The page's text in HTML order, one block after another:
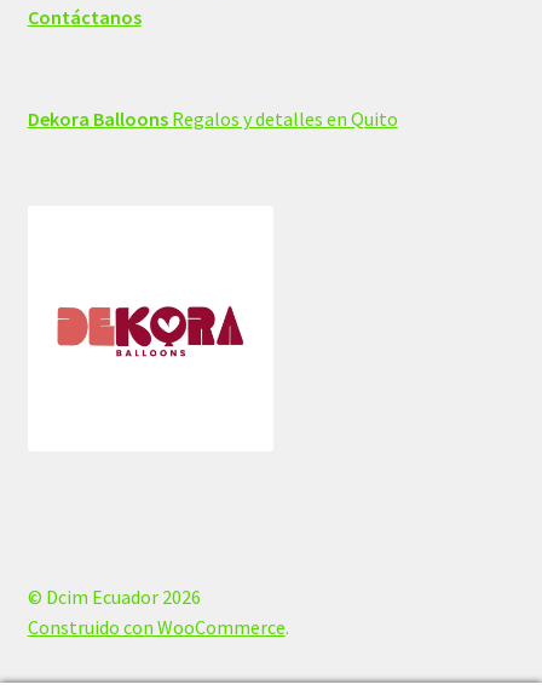
Contáctanos
Dekora BalloonsRegalos y detalles en Quito
© Dcim Ecuador 2026
Construido con WooCommerce.